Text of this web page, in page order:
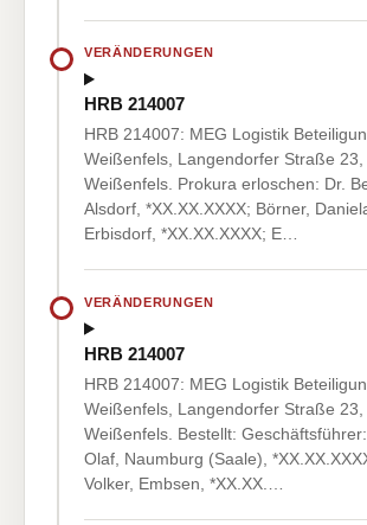
VERÄNDERUNGEN
HRB 214007
HRB 214007: MEG Logistik
Weißenfels, Langendorfer Straße 23,
Weißenfels. Prokura erloschen: Dr.
Alsdorf, *XX.XX.XXXX; Börner,
Erbisdorf, *XX.XX.XXXX; E…
VERÄNDERUNGEN
HRB 214007
HRB 214007: MEG Logistik
Weißenfels, Langendorfer Straße 23,
Weißenfels. Bestellt: Geschäftsführer:
Olaf, Naumburg (Saale),
Volker, Embsen, *XX.XX.…